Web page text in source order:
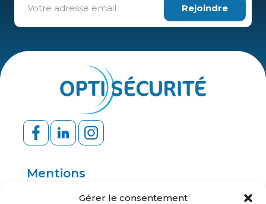
Gérer le consentement
Mentions
Politique de confidentialité